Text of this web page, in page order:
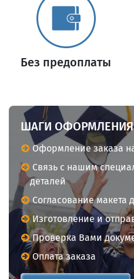
Без предоплаты
ШАГИ ОФОРМЛЕНИЯ
Оформление заказа
Связь с нашим
деталей
Согласование макета
Изготовление и
Проверка Вами
Оплата заказа